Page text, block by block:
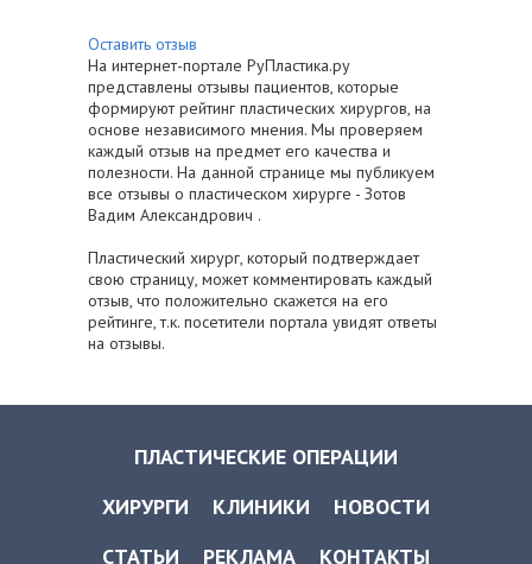
Оставить отзыв
На интернет-портале РуПластика.ру
представлены отзывы пациентов, которые
формируют рейтинг пластических хирургов, на
основе независимого мнения. Мы проверяем
каждый отзыв на предмет его качества и
полезности. На данной странице мы публикуем
все отзывы о пластическом хирурге - Зотов
Вадим Александрович .
Пластический хирург, который подтверждает
свою страницу, может комментировать каждый
отзыв, что положительно скажется на его
рейтинге, т.к. посетители портала увидят ответы
на отзывы.
ПЛАСТИЧЕСКИЕ ОПЕРАЦИИ
ХИРУРГИ
КЛИНИКИ
НОВОСТИ
СТАТЬИ
РЕКЛАМА КОНТАКТЫ